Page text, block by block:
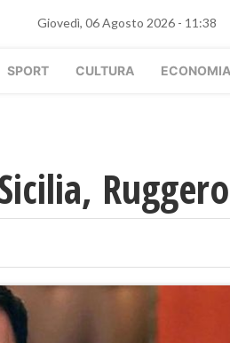
Giovedì, 06 Agosto 2026 - 11:38
SPORT CULTURA ECONOMIA